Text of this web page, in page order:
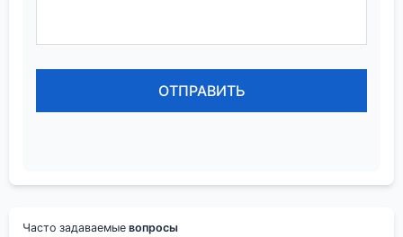
Часто задаваемые вопросы